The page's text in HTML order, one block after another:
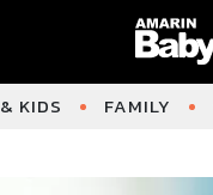
KIDS FAMILY